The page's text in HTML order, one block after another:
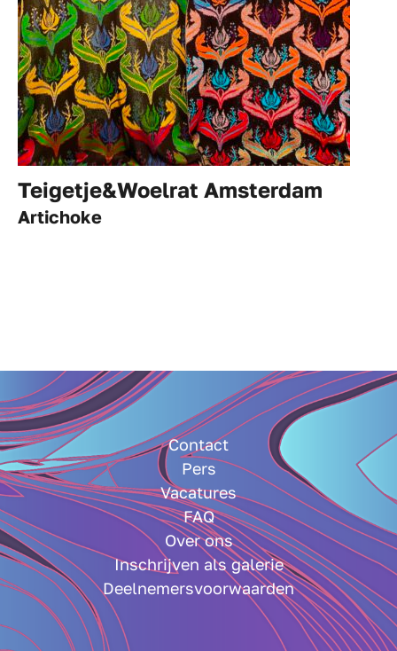
Teigetje&Woelrat Amsterdam
Artichoke
Contact
Pers
Vacatures
FAQ
Over ons
Inschrijven als galerie
Deelnemersvoorwaarden